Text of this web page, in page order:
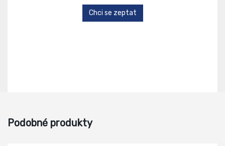
Chci se zeptat
Podobné produkty